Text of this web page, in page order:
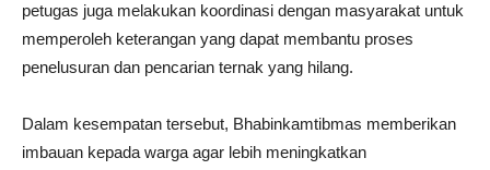
petugas juga melakukan koordinasi dengan masyarakat untuk
memperoleh keterangan yang dapat membantu proses
penelusuran dan pencarian ternak yang hilang.
Dalam kesempatan tersebut, Bhabinkamtibmas memberikan
imbauan kepada warga agar lebih meningkatkan